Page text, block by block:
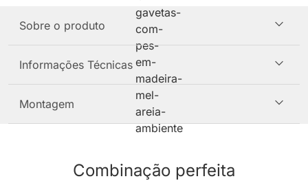
Sobre o produto
Informações Técnicas
Montagem
Combinação perfeita